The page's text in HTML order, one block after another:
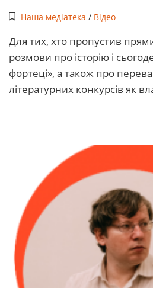
Наша медіатека / Відео
Для тих, хто пропустив
розмови про історію і
фортеці», а також про
літературних конкурсів як